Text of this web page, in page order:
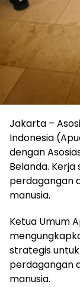
Jakarta –
Indonesia
dengan
Belanda.
perdagangan
manusia.
Ketua Umum
strategis
perdagangan
manusia.